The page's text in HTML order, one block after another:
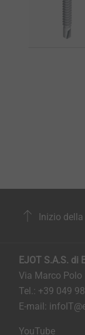
Inizio
EJOT S.A.S. di
Via Marco Polo
Tel.: +39 049
E-mail:
YouTube